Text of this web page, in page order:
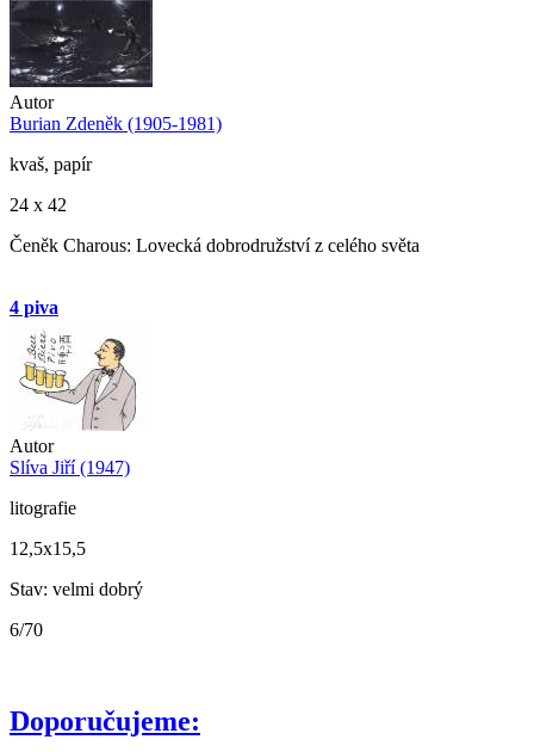
Autor
Burian Zdeněk (1905-1981)
kvaš, papír
24 x 42
Čeněk Charous: Lovecká dobrodružství z celého světa
4 piva
Autor
Slíva Jiří (1947)
litografie
12,5x15,5
Stav: velmi dobrý
6/70
Doporučujeme: